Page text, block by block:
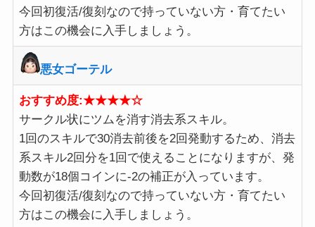
今回初復活/復刻なので持っていない方・育てたい
方はこの機会に入手しましょう。
悪女ゴーテル
おすすめ度:★★★★☆
サークル状にツムを消す消去系スキル。
1回のスキルで30消去前後を2回発動するため、消去
系スキル2回分を1回で使えることになりますが、発
動数が18個コインに-2の補正が入っています。
今回初復活/復刻なので持っていない方・育てたい
方はこの機会に入手しましょう。